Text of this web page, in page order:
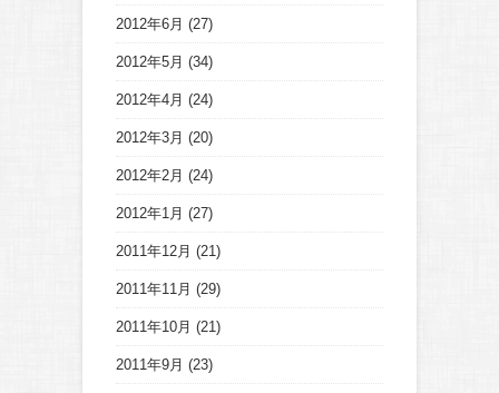
2012年6月 (27)
2012年5月 (34)
2012年4月 (24)
2012年3月 (20)
2012年2月 (24)
2012年1月 (27)
2011年12月 (21)
2011年11月 (29)
2011年10月 (21)
2011年9月 (23)